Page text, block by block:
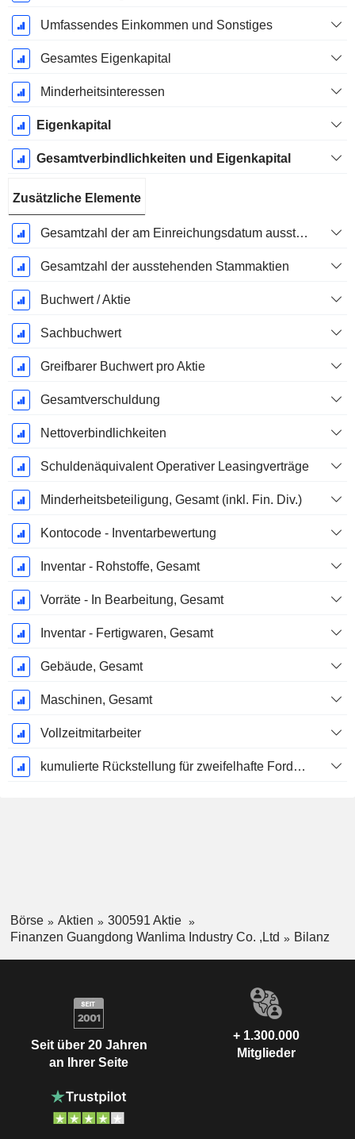
Umfassendes Einkommen und Sonstiges
Gesamtes Eigenkapital
Minderheitsinteressen
Eigenkapital
Gesamtverbindlichkeiten und Eigenkapital
Zusätzliche Elemente
Gesamtzahl der am Einreichungsdatum ausstehenden Aktien
Gesamtzahl der ausstehenden Stammaktien
Buchwert / Aktie
Sachbuchwert
Greifbarer Buchwert pro Aktie
Gesamtverschuldung
Nettoverbindlichkeiten
Schuldenäquivalent Operativer Leasingverträge
Minderheitsbeteiligung, Gesamt (inkl. Fin. Div.)
Kontocode - Inventarbewertung
Inventar - Rohstoffe, Gesamt
Vorräte - In Bearbeitung, Gesamt
Inventar - Fertigwaren, Gesamt
Gebäude, Gesamt
Maschinen, Gesamt
Vollzeitmitarbeiter
kumulierte Rückstellung für zweifelhafte Forderungen (Zusatz)
Börse Aktien
300591 Aktie
Finanzen Guangdong Wanlima Industry Co. ,Ltd
Bilanz
Seit über 20 Jahren
an Ihrer Seite
+ 1.300.000
Mitglieder